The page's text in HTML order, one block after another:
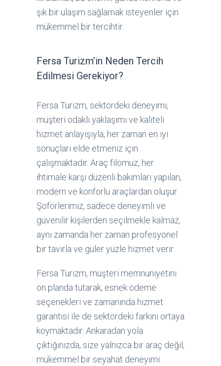
şık bir ulaşım sağlamak isteyenler için
mükemmel bir tercihtir.
Fersa Turizm’in Neden Tercih
Edilmesi Gerekiyor?
Fersa Turizm, sektördeki deneyimi,
müşteri odaklı yaklaşımı ve kaliteli
hizmet anlayışıyla, her zaman en iyi
sonuçları elde etmeniz için
çalışmaktadır. Araç filomuz, her
ihtimale karşı düzenli bakımları yapılan,
modern ve konforlu araçlardan oluşur.
Şoförlerimiz, sadece deneyimli ve
güvenilir kişilerden seçilmekle kalmaz,
aynı zamanda her zaman profesyonel
bir tavırla ve güler yüzle hizmet verir.
Fersa Turizm, müşteri memnuniyetini
ön planda tutarak, esnek ödeme
seçenekleri ve zamanında hizmet
garantisi ile de sektördeki farkını ortaya
koymaktadır. Ankaradan yola
çıktığınızda, size yalnızca bir araç değil,
mükemmel bir seyahat deneyimi